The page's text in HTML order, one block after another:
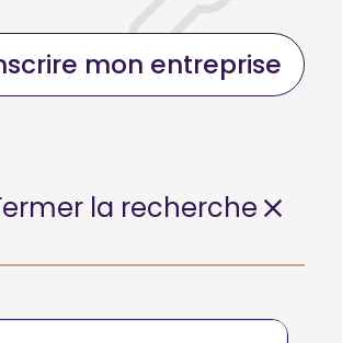
mon entreprise
la recherche